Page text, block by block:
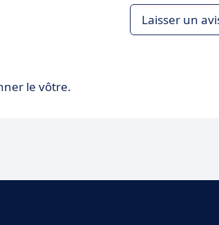
Laisser un
le vôtre.